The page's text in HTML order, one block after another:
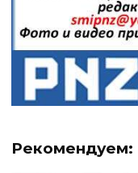
Рекомендуем: